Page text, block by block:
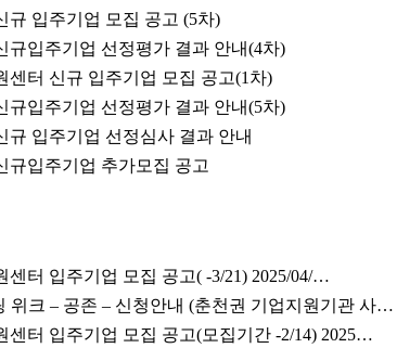
규 입주기업 모집 공고 (5차)
규입주기업 선정평가 결과 안내(4차)
센터 신규 입주기업 모집 공고(1차)
규입주기업 선정평가 결과 안내(5차)
규 입주기업 선정심사 결과 안내
규입주기업 추가모집 공고
센터 입주기업 모집 공고( -3/21) 2025/04/…
위크 – 공존 – 신청안내 (춘천권 기업지원기관 사…
센터 입주기업 모집 공고(모집기간 -2/14) 2025…